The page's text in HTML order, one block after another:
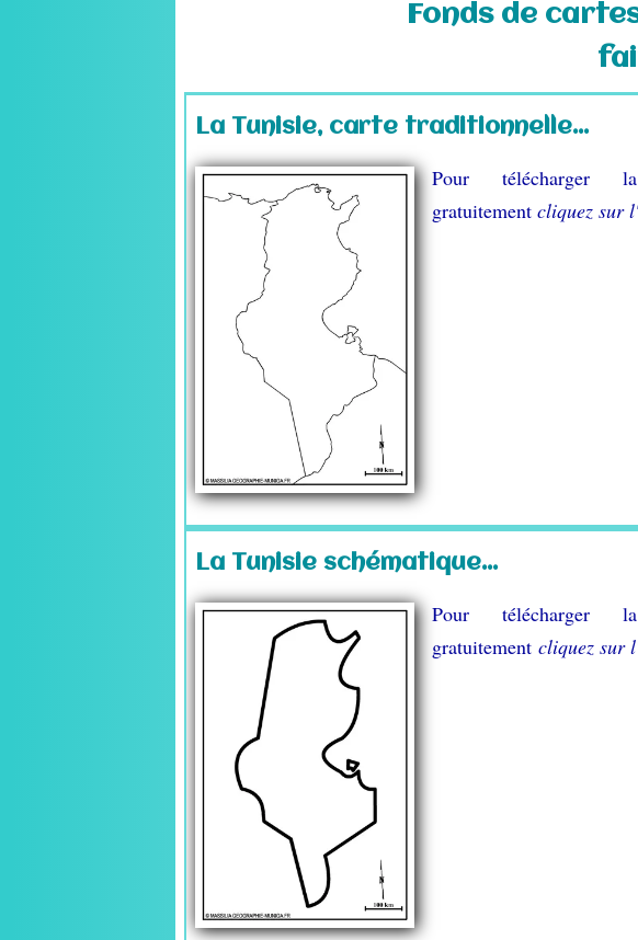
Fonds de
La Tunisie, carte traditionnelle...
Pour télécharger
gratuitement cliquez sur
La Tunisie schématique...
Pour télécharger
gratuitement cliquez sur